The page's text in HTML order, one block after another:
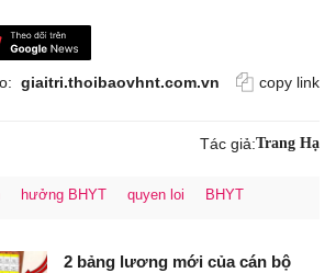
giaitri.thoibaovhnt.com.vn copy link
Tác giả:Trang Hạ
hưởng BHYT quyen loi BHYT
2 bảng lương mới của cán bộ